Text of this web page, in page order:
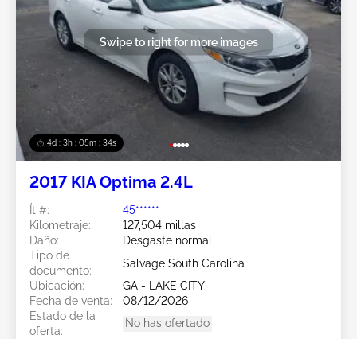
4d : 3h : 05m : 31s
Swipe to right for more images
2017 KIA Optima 2.4L
Ít #:
45******
Kilometraje:
127,504 millas
Daño:
Desgaste normal
Tipo de
documento:
Salvage South Carolina
Ubicación:
GA - LAKE CITY
Fecha de venta:
08/12/2026
Estado de la
oferta:
No has ofertado